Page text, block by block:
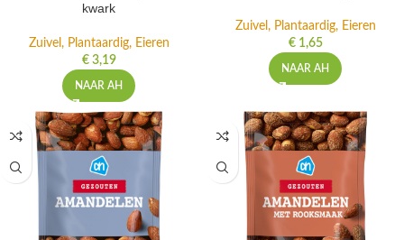
kwark
Zuivel, Plantaardig, Eieren
€3,19
NAAR AH
Zuivel, Plantaardig, Eieren
€1,65
NAAR AH